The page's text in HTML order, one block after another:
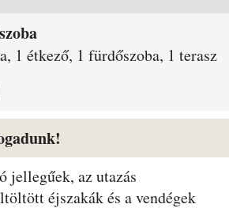
1 étkező, 1 fürdőszoba, 1 terasz
jellegűek, az utazás
éjszakák és a vendégek